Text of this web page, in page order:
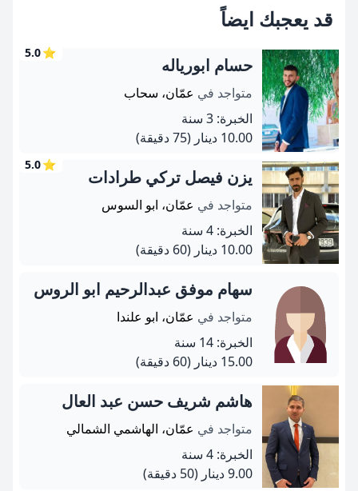
قد يعجبك ايضاً
⭐
5.0
حسام ابورياله
متواجد في عمّان، سحاب
الخبرة: 3 سنة
10.00 دينار
(75 دقيقة)
⭐
5.0
يزن فيصل تركي طرادات
متواجد في عمّان، ابو السوس
الخبرة: 4 سنة
10.00 دينار
(60 دقيقة)
سهام موفق عبدالرحيم ابو الروس
متواجد في عمّان، ابو علندا
الخبرة: 14 سنة
15.00 دينار
(60 دقيقة)
هاشم شريف حسن عبد العال
متواجد في عمّان، الهاشمي الشمالي
الخبرة: 4 سنة
9.00 دينار
(50 دقيقة)